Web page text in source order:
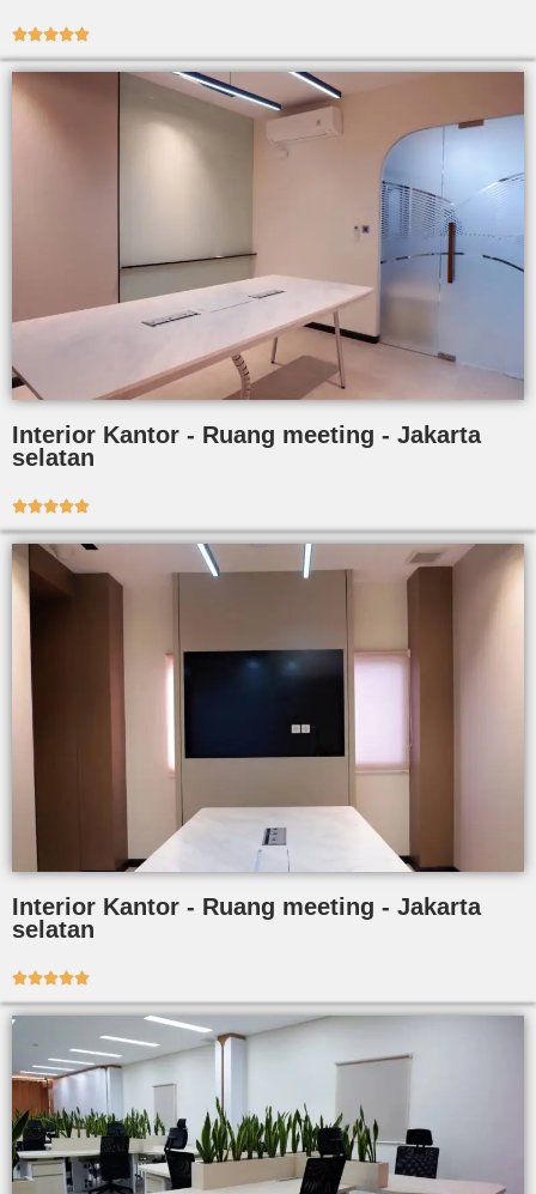

Interior Kantor - Ruang meeting - Jakarta
selatan

Interior Kantor - Ruang meeting - Jakarta
selatan
